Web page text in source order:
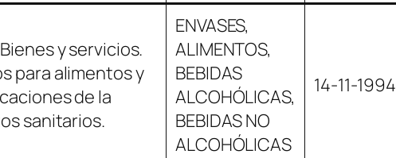
y servicios.
para alimentos y
de la
sanitarios.
ENVASES,
ALIMENTOS,
BEBIDAS
ALCOHÓLICAS,
BEBIDAS NO
ALCOHÓLICAS
14-11-1994